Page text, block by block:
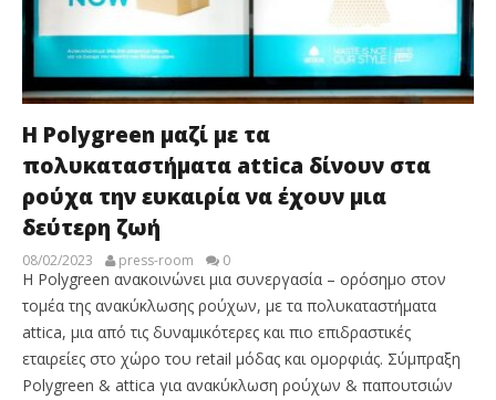
H Polygreen μαζί με τα
πολυκαταστήματα attica δίνουν στα
ρούχα την ευκαιρία να έχουν μια
δεύτερη ζωή
08/02/2023 press-room 0
Η Polygreen ανακοινώνει μια συνεργασία – ορόσημο στον
τομέα της ανακύκλωσης ρούχων, με τα πολυκαταστήματα
attica, μια από τις δυναμικότερες και πιο επιδραστικές
εταιρείες στο χώρο του retail μόδας και ομορφιάς. Σύμπραξη
Polygreen & attica για ανακύκλωση ρούχων & παπουτσιών